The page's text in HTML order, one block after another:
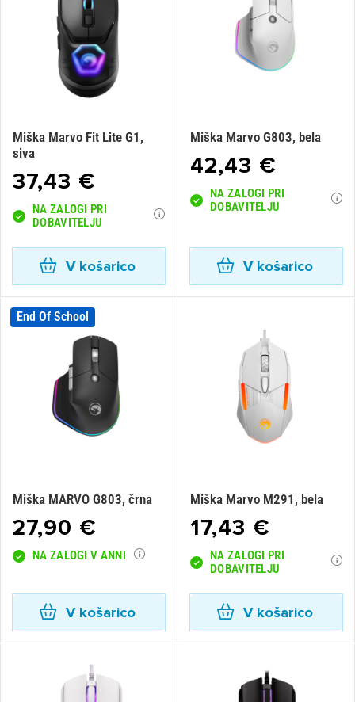
Miška Marvo Fit Lite G1,
siva
37,43 €
NA ZALOGI PRI
DOBAVITELJU
V košarico
Miška Marvo G803, bela
42,43 €
NA ZALOGI PRI
DOBAVITELJU
V košarico
End Of School
Miška MARVO G803, črna
27,90 €
NA ZALOGI V ANNI
V košarico
Miška Marvo M291, bela
17,43 €
NA ZALOGI PRI
DOBAVITELJU
V košarico